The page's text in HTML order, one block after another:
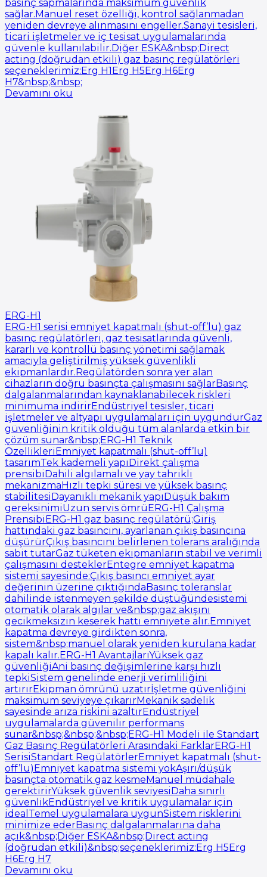
basınç sapmalarında maksimum güvenlik
sağlar.Manuel reset özelliği, kontrol sağlanmadan
yeniden devreye alınmasını engeller.Sanayi tesisleri,
ticari işletmeler ve iç tesisat uygulamalarında
güvenle kullanılabilir.Diğer ESKA&nbsp;Direct
acting (doğrudan etkili) gaz basınç regülatörleri
seçeneklerimiz:Erg H1Erg H5Erg H6Erg
H7&nbsp;&nbsp;
Devamını oku
ERG-H1
ERG-H1 serisi emniyet kapatmalı (shut-off’lu) gaz
basınç regülatörleri, gaz tesisatlarında güvenli,
kararlı ve kontrollü basınç yönetimi sağlamak
amacıyla geliştirilmiş yüksek güvenlikli
ekipmanlardır.Regülatörden sonra yer alan
cihazların doğru basınçta çalışmasını sağlarBasınç
dalgalanmalarından kaynaklanabilecek riskleri
minimuma indirirEndüstriyel tesisler, ticari
işletmeler ve altyapı uygulamaları için uygundurGaz
güvenliğinin kritik olduğu tüm alanlarda etkin bir
çözüm sunar&nbsp;ERG-H1 Teknik
ÖzellikleriEmniyet kapatmalı (shut-off’lu)
tasarımTek kademeli yapıDirekt çalışma
prensibiDahili algılamalı ve yay tahrikli
mekanizmaHızlı tepki süresi ve yüksek basınç
stabilitesiDayanıklı mekanik yapıDüşük bakım
gereksinimiUzun servis ömrüERG-H1 Çalışma
PrensibiERG-H1 gaz basınç regülatörü;Giriş
hattındaki gaz basıncını, ayarlanan çıkış basıncına
düşürürÇıkış basıncını belirlenen tolerans aralığında
sabit tutarGaz tüketen ekipmanların stabil ve verimli
çalışmasını desteklerEntegre emniyet kapatma
sistemi sayesinde:Çıkış basıncı emniyet ayar
değerinin üzerine çıktığındaBasınç toleranslar
dahilinde istenmeyen şekilde düştüğündesistemi
otomatik olarak algılar ve&nbsp;gaz akışını
gecikmeksizin keserek hattı emniyete alır.Emniyet
kapatma devreye girdikten sonra,
sistem&nbsp;manuel olarak yeniden kurulana kadar
kapalı kalır.ERG-H1 AvantajlarıYüksek gaz
güvenliğiAni basınç değişimlerine karşı hızlı
tepkiSistem genelinde enerji verimliliğini
artırırEkipman ömrünü uzatırİşletme güvenliğini
maksimum seviyeye çıkarırMekanik sadelik
sayesinde arıza riskini azaltırEndüstriyel
uygulamalarda güvenilir performans
sunar&nbsp;&nbsp;&nbsp;ERG-H1 Modeli ile Standart
Gaz Basınç Regülatörleri Arasındaki FarklarERG-H1
SerisiStandart RegülatörlerEmniyet kapatmalı (shut-
off’lu)Emniyet kapatma sistemi yokAşırı/düşük
basınçta otomatik gaz kesmeManuel müdahale
gerektirirYüksek güvenlik seviyesiDaha sınırlı
güvenlikEndüstriyel ve kritik uygulamalar için
idealTemel uygulamalara uygunSistem risklerini
minimize ederBasınç dalgalanmalarına daha
açık&nbsp;Diğer ESKA&nbsp;Direct acting
(doğrudan etkili)&nbsp;seçeneklerimiz:Erg H5Erg
H6Erg H7
Devamını oku